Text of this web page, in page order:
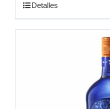
Detalles